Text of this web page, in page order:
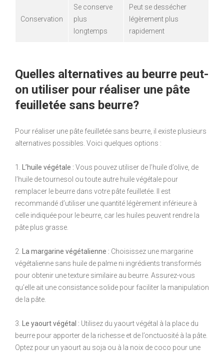
Conservation
Se conserve
plus
longtemps
Peut se dessécher
légèrement plus
rapidement
Quelles alternatives au beurre peut-
on utiliser pour réaliser une pâte
feuilletée sans beurre?
Pour réaliser une pâte feuilletée sans beurre, il existe plusieurs
alternatives possibles. Voici quelques options :
1. L’huile végétale : Vous pouvez utiliser de l’huile d’olive, de
l’huile de tournesol ou toute autre huile végétale pour
remplacer le beurre dans votre pâte feuilletée. Il est
recommandé d’utiliser une quantité légèrement inférieure à
celle indiquée pour le beurre, car les huiles peuvent rendre la
pâte plus grasse.
2. La margarine végétalienne : Choisissez une margarine
végétalienne sans huile de palme ni ingrédients transformés
pour obtenir une texture similaire au beurre. Assurez-vous
qu’elle ait une consistance solide pour faciliter la manipulation
de la pâte.
3. Le yaourt végétal : Utilisez du yaourt végétal à la place du
beurre pour apporter de la richesse et de l’onctuosité à la pâte.
Optez pour un yaourt au soja ou à la noix de coco pour une